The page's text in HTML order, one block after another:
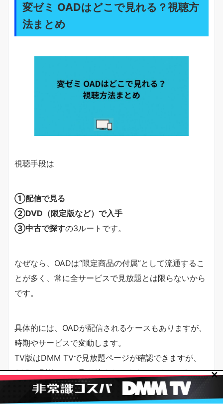
変ゼミ OADはどこで見れる？視聴方
法まとめ
視聴手段は
①配信で見る
②DVD（限定版など）で入手
③中古で探すの3ルートです。
なぜなら、OADは“限定商品の付属”として流通するこ
とが多く、常に全サービスで見放題とは限らないから
です。
具体的には、OADが配信されるケースもありますが、
時期やサービスで変動します。
TV版はDMM TVで見放題ページが確認できますが、
OADは別枠なので取り違えないようにしましょう。
動画配信サービスでの配信状況
✕